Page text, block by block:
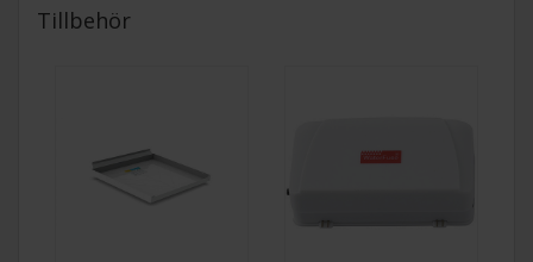
Tillbehör